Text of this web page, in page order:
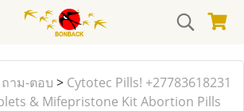
ถาม-ตอบ > Cytotec Pills! +27783618231
& Mifepristone Kit Abortion Pills